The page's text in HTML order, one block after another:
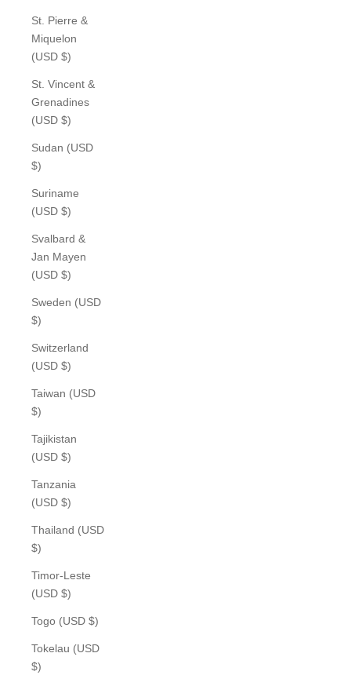
St. Pierre &
Miquelon
(USD $)
St. Vincent &
Grenadines
(USD $)
Sudan (USD
$)
Suriname
(USD $)
Svalbard &
Jan Mayen
(USD $)
Sweden (USD
$)
Switzerland
(USD $)
Taiwan (USD
$)
Tajikistan
(USD $)
Tanzania
(USD $)
Thailand (USD
$)
Timor-Leste
(USD $)
Togo (USD $)
Tokelau (USD
$)